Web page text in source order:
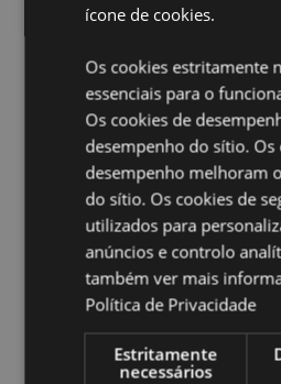
Ampliar informação:
Quer saber mais acerca de
a nossa
Guia de informação
Caracteristicas do Produto
Informação
Altura 4cm Largura
5055071504471
288
0.023000
Não
ícone de cookies.
Os cookies estritamente
essenciais para o
Os cookies de
desempenho do sítio. Os
desempenho melhoram
do sítio. Os cookies de
utilizados para
anúncios e controlo
também ver mais
Política de Privacidade
Estritamente
necessários